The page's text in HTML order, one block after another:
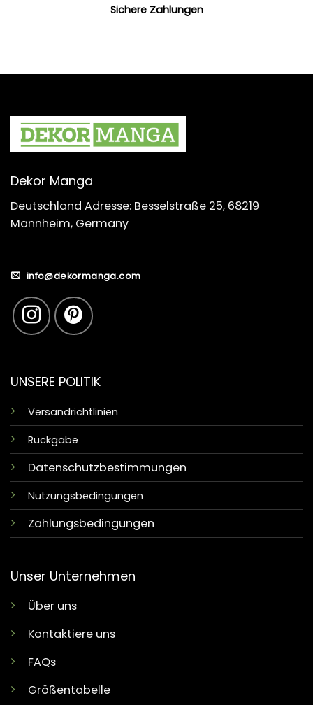
Sichere Zahlungen
Dekor Manga
Deutschland Adresse: Besselstraße 25, 68219
Mannheim, Germany
info@dekormanga.com
UNSERE POLITIK
Versandrichtlinien
Rückgabe
Datenschutzbestimmungen
Nutzungsbedingungen
Zahlungsbedingungen
Unser Unternehmen
Über uns
Kontaktiere uns
FAQs
Größentabelle